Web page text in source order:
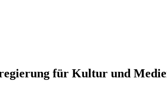
für Kultur und